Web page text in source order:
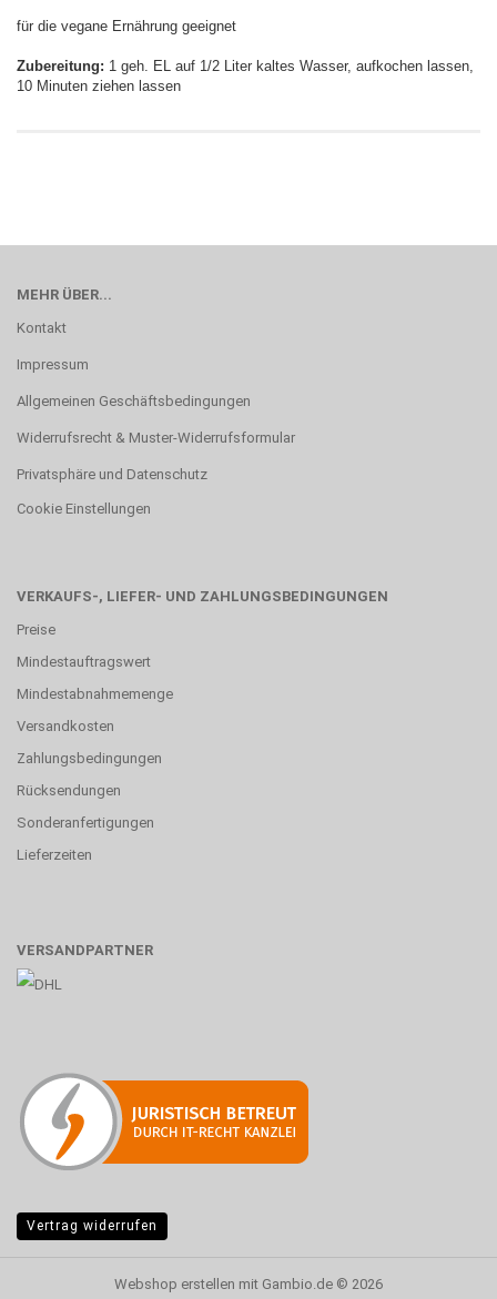
für die vegane Ernährung geeignet
Zubereitung: 1 geh. EL auf 1/2 Liter kaltes Wasser, aufkochen lassen,
10 Minuten ziehen lassen
MEHR ÜBER...
Kontakt
Impressum
Allgemeinen Geschäftsbedingungen
Widerrufsrecht & Muster-Widerrufsformular
Privatsphäre und Datenschutz
Cookie Einstellungen
VERKAUFS-, LIEFER- UND ZAHLUNGSBEDINGUNGEN
Preise
Mindestauftragswert
Mindestabnahmemenge
Versandkosten
Zahlungsbedingungen
Rücksendungen
Sonderanfertigungen
Lieferzeiten
VERSANDPARTNER
Vertrag widerrufen
Webshop erstellen mit Gambio.de © 2026